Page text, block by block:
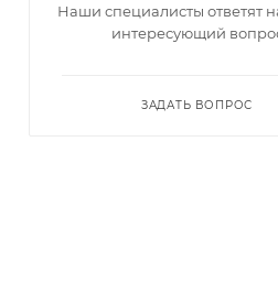
Наши специалисты ответят
интересующий
ЗАДАТЬ ВОПРОС